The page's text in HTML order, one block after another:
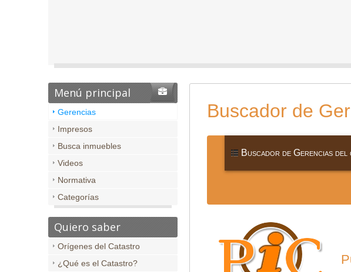
Buscador de
Buscador de Gerencias
Menú principal
Gerencias
Impresos
Busca inmuebles
Videos
Normativa
Categorías
Quiero saber
Orígenes del Catastro
¿Qué es el Catastro?